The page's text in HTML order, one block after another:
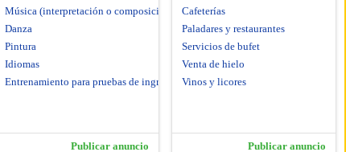
Música (interpretación o composición)
Danza
Pintura
Idiomas
Entrenamiento para pruebas de ingreso
Publicar anuncio
Cafeterías
Paladares y restaurantes
Servicios de bufet
Venta de hielo
Vinos y licores
Publicar anuncio